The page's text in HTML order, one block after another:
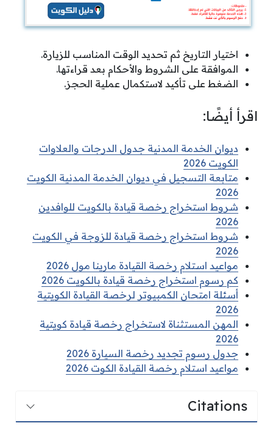
اختيار التاريخ ثم تحديد الوقت المناسب للزيارة.
الموافقة على الشروط والأحكام بعد قراءتها.
الضغط على تأكيد لاستكمال عملية الحجز.
اقرأ أيضًا:
ديوان الخدمة المدنية جدول الدرجات والعلاوات
الكويت 2026
متابعة التسجيل في ديوان الخدمة المدنية الكويت
2026
شروط استخراج رخصة قيادة بالكويت للوافدين
2026
شروط استخراج رخصة قيادة للزوجة في الكويت
2026
مواعيد استلام رخصة القيادة مارينا مول 2026
كم رسوم استخراج رخصة قيادة بالكويت 2026
أسئلة امتحان الكمبيوتر لرخصة القيادة الكويتية
2026
المهن المستثناة لاستخراج رخصة قيادة كويتية
2026
جدول رسوم تجديد رخصة السيارة 2026
مواعيد استلام رخصة القيادة الكوت 2026
Citations